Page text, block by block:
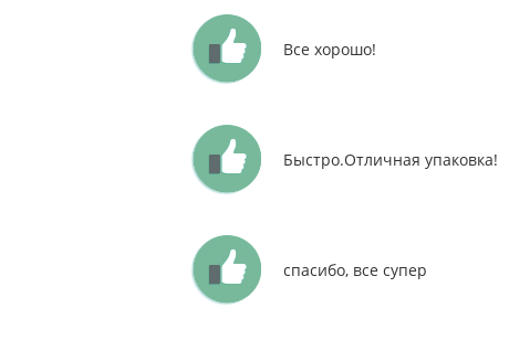
Все хорошо!
Быстро.Отличная упаковка!
спасибо, все супер